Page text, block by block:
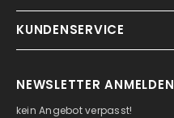
KUNDENSERVICE
NEWSLETTER ANMELDEN
kein Angebot verpasst!